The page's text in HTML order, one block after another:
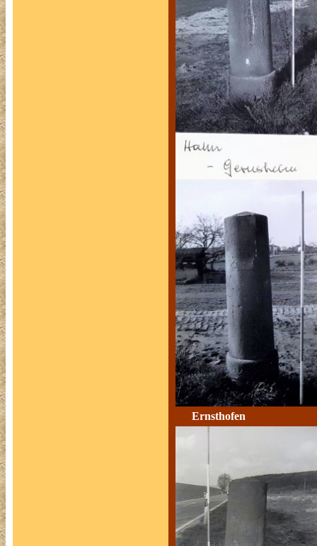
Ernsthofen